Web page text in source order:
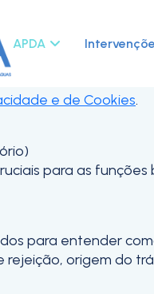
de
necessários,
e de Cookies.
para as
para entender
rejeição, origem do
APDA